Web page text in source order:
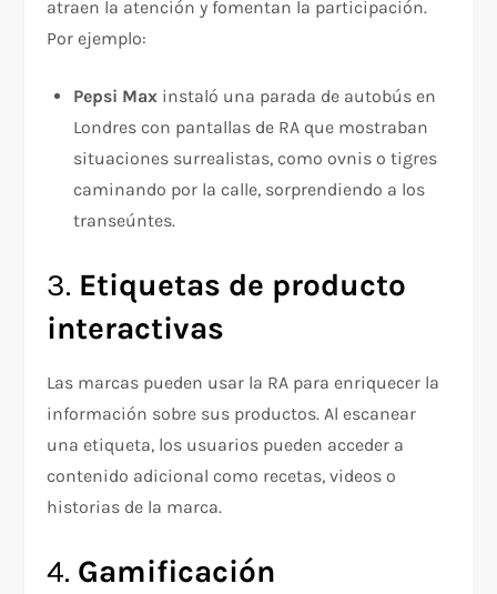
atraen la atención y fomentan la participación.
Por ejemplo:
Pepsi Max instaló una parada de autobús en
Londres con pantallas de RA que mostraban
situaciones surrealistas, como ovnis o tigres
caminando por la calle, sorprendiendo a los
transeúntes.
3. Etiquetas de producto
interactivas
Las marcas pueden usar la RA para enriquecer la
información sobre sus productos. Al escanear
una etiqueta, los usuarios pueden acceder a
contenido adicional como recetas, videos o
historias de la marca.
4. Gamificación